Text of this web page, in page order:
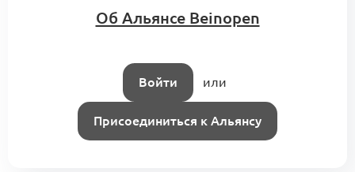
Об Альянсе Beinopen
Войти или
Присоединиться к Альянсу